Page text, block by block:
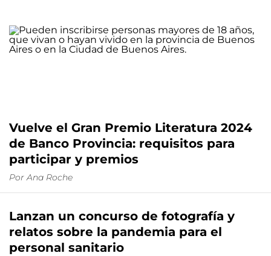
Vuelve el Gran Premio Literatura 2024
de Banco Provincia: requisitos para
participar y premios
Por Ana Roche
Lanzan un concurso de fotografía y
relatos sobre la pandemia para el
personal sanitario